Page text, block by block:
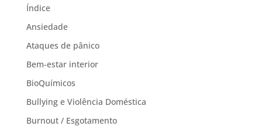
Índice
Ansiedade
Ataques de pânico
Bem-estar interior
BioQuímicos
Bullying e Violência Doméstica
Burnout / Esgotamento